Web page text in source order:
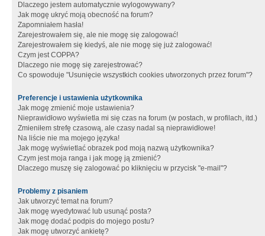
Dlaczego jestem automatycznie wylogowywany?
Jak mogę ukryć moją obecność na forum?
Zapomniałem hasła!
Zarejestrowałem się, ale nie mogę się zalogować!
Zarejestrowałem się kiedyś, ale nie mogę się już zalogować!
Czym jest COPPA?
Dlaczego nie mogę się zarejestrować?
Co spowoduje "Usunięcie wszystkich cookies utworzonych przez forum"?
Preferencje i ustawienia użytkownika
Jak mogę zmienić moje ustawienia?
Nieprawidłowo wyświetla mi się czas na forum (w postach, w profilach, itd.)
Zmieniłem strefę czasową, ale czasy nadal są nieprawidłowe!
Na liście nie ma mojego języka!
Jak mogę wyświetlać obrazek pod moją nazwą użytkownika?
Czym jest moja ranga i jak mogę ją zmienić?
Dlaczego muszę się zalogować po kliknięciu w przycisk "e-mail"?
Problemy z pisaniem
Jak utworzyć temat na forum?
Jak mogę wyedytować lub usunąć posta?
Jak mogę dodać podpis do mojego postu?
Jak mogę utworzyć ankietę?